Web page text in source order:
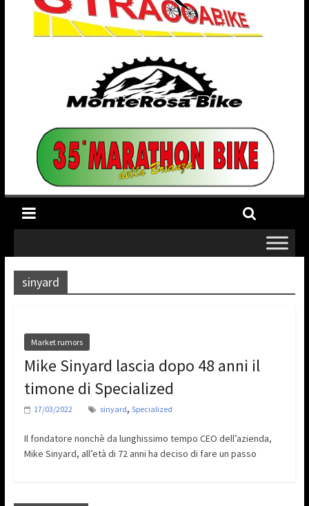
sinyard
Market rumors
Mike Sinyard lascia dopo 48 anni il
timone di Specialized
17/03/2022 sinyard, Specialized
Il fondatore nonchè da lunghissimo tempo CEO dell’azienda,
Mike Sinyard, all’età di 72 anni ha deciso di fare un passo